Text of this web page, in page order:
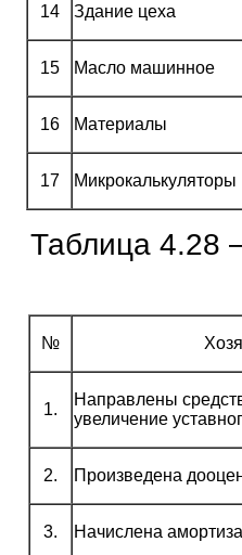
14 Здание цеха
15 Масло машинное
16 Материалы
17 Микрокалькуляторы
Таблица 4.28
№
1.
Направлены
увеличение
2. Произведена
3. Начислена